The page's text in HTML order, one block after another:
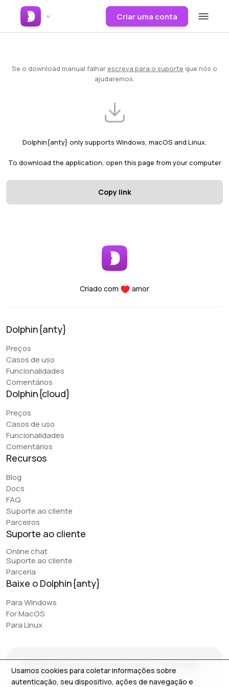
Criar uma conta
Se o download manual falharescreva para o suporte que nós o
ajudaremos.
Dolphin{anty} only supports Windows, macOS and Linux.
To download the application, open this page from your computer
Copy link
Criado com amor
Dolphin{anty}
Preços
Casos de uso
Funcionalidades
Comentários
Dolphin{cloud}
Preços
Casos de uso
Funcionalidades
Comentários
Recursos
Blog
Docs
FAQ
Suporte ao cliente
Parceiros
Suporte ao cliente
Online chat
Suporte ao cliente
Parceria
Baixe o Dolphin{anty}
Para Windows
For MacOS
Para Linux
reserved.
Usamos cookies para coletar informações sobre
autenticação, seu dispositivo, ações de navegação e